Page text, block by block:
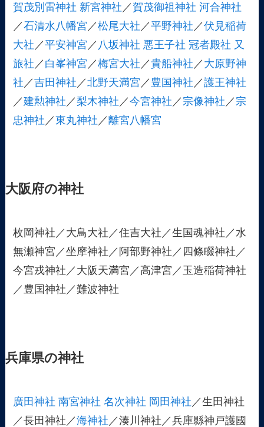
賀茂別雷神社 新宮神社 ／ 賀茂御祖神社 河合神社
／石清水八幡宮 ／松尾大社 ／平野神社 ／伏見稲荷
大社 ／平安神宮 ／ 八坂神社 悪王子社 冠者殿社 又
旅社 ／ 白峯神宮 ／梅宮大社 ／貴船神社 ／ 大原野神
社 ／吉田神社 ／北野天満宮 ／ 豊国神社 ／護王神社
／建勲神社 ／梨木神社 ／今宮神社 ／ 宗像神社 ／ 宗
忠神社 ／東丸神社 ／離宮八幡宮
大阪府の神社
枚岡神社／大鳥大社／住吉大社／生国魂神社／水
無瀬神宮／坐摩神社／阿部野神社／四條畷神社／
今宮戎神社／大阪天満宮／高津宮／玉造稲荷神社
／豊国神社／難波神社
兵庫県の神社
廣田神社 南宮神社 名次神社 岡田神社 ／生田神社
／長田神社／海神社 ／湊川神社／兵庫縣神戸護國